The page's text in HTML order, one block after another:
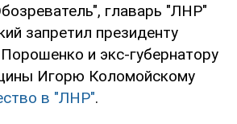
главарь "ЛНР"
запретил президенту
и экс-губернатору
Игорю Коломойскому
в "ЛНР".